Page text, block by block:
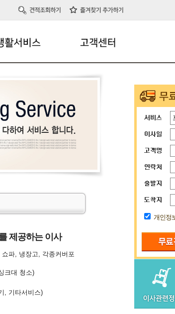
어컨이전/설치
문의사항
제공하는 이사
파, 냉장고, 각종커버포
크대 청소)
, 기타서비스)
개인정